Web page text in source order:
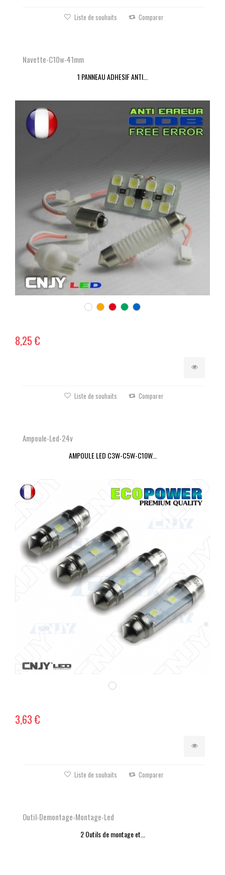
Liste de souhaits Comparer
Navette-C10w-41mm
1 PANNEAU ADHESIF ANTI...
8,25 €
Liste de souhaits Comparer
Ampoule-Led-24v
AMPOULE LED C3W-C5W-C10W...
3,63 €
Liste de souhaits Comparer
Outil-Demontage-Montage-Led
2 Outils de montage et...